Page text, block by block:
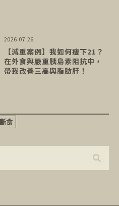
【減重案例】我如何瘦下21？
在外食與嚴重胰島素阻抗中，
帶我改善三高與脂肪肝！
2026.07.26
斷食